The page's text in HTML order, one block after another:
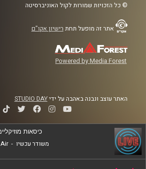
© כל הזכויות שמורות לקול האוניברסיטה
אתר זה מופעל תחת רישיון אקו"ם
Powered by Media Forest
האתר עוצב ונבנה באהבה על ידיSTUDIO DAY
כיסאות
משודר עכשיו -